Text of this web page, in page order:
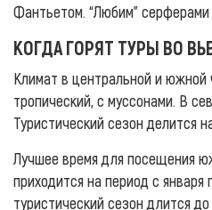
Фантьетом. “Любим” серферами
КОГДА ГОРЯТ ТУРЫ ВО
Климат в центральной и южной
тропический, с муссонами. В
Туристический сезон делится
Лучшее время для посещения
приходится на период с
туристический сезон длится